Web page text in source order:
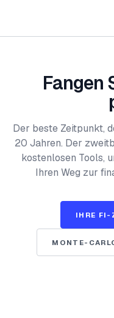
Fangen
Der beste Zeitpunkt,
20 Jahren. Der
kostenlosen Tools,
Ihren Weg zur
IHRE FI-
MONTE-